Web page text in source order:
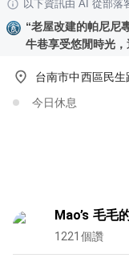
以下資訊由 AI 從部落
“老屋改建的帕尼尼
牛巷享受悠閒時光，
台南市中西區民
今日休息
Mao’s 毛毛
1221 個讚